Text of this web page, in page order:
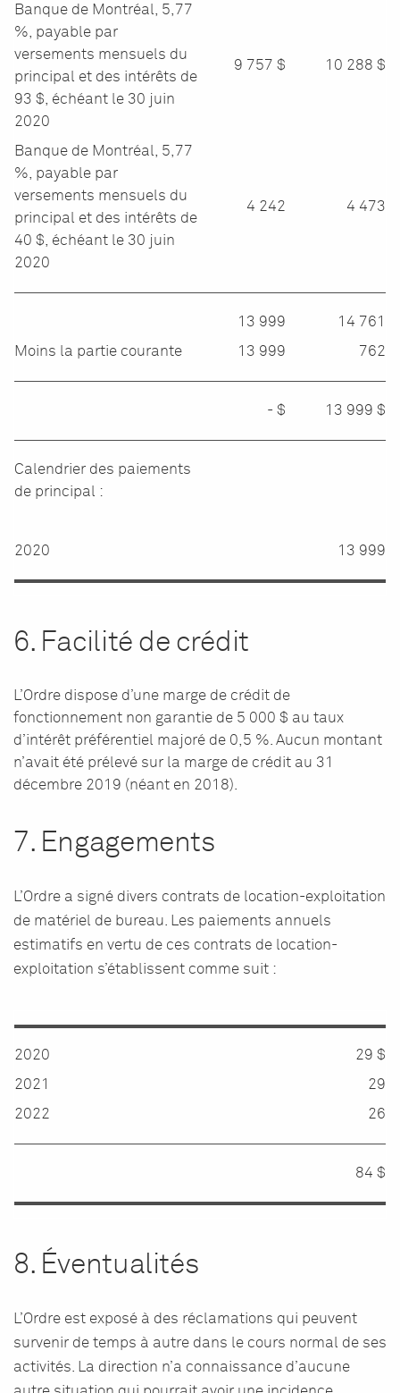
Banque de Montréal, 5,77
%, payable par
versements mensuels du
principal et des intérêts de
93 $, échéant le 30 juin
2020
9 757 $ 10 288 $
Banque de Montréal, 5,77
%, payable par
versements mensuels du
principal et des intérêts de
40 $, échéant le 30 juin
2020
4 242 4 473
13 999
14 761
Moins la partie courante
13 999 762
- $ 13 999 $
Calendrier des paiements
de principal :
2020 13 999
6. Facilité de crédit
L’Ordre dispose d’une marge de crédit de
fonctionnement non garantie de 5 000 $ au taux
d’intérêt préférentiel majoré de 0,5 %. Aucun montant
n’avait été prélevé sur la marge de crédit au 31
décembre 2019 (néant en 2018).
7. Engagements
L’Ordre a signé divers contrats de location-exploitation
de matériel de bureau. Les paiements annuels
estimatifs en vertu de ces contrats de location-
exploitation s’établissent comme suit :
2020
29 $
2021
29
2022
26
84 $
8. Éventualités
L’Ordre est exposé à des réclamations qui peuvent
survenir de temps à autre dans le cours normal de ses
activités. La direction n’a connaissance d’aucune